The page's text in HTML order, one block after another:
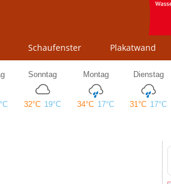
Schaufenster Plakatwand